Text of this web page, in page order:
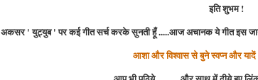
इति शुभम !
अकसर ' युट्युब ' पर कई गीत सर्च करके सुनती हूँ .....आज अचानकये गीत इस
आशा और विश्वास से बुने स्वप्न और